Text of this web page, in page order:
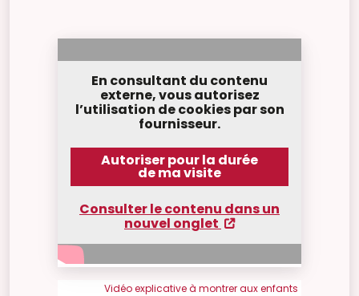
En consultant du contenu
externe, vous autorisez
l’utilisation de cookies par son
fournisseur.
Autoriser pour la durée
de ma visite
Consulter le contenu dans un
nouvel onglet
Vidéo explicative à montrer aux enfants